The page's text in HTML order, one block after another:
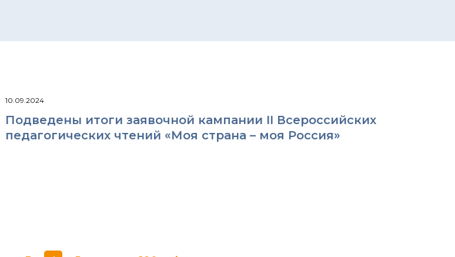
10.09.2024
Подведены итоги заявочной кампании II Всероссийских
педагогических чтений «Моя страна – моя Россия»